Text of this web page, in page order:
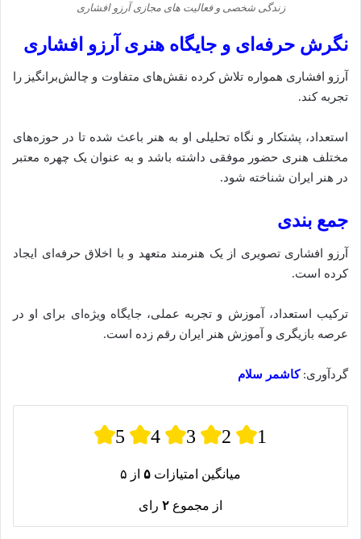
زندگی شخصی و فعالیت‌ های مجازی آرزو افشاری
نگرش حرفه‌ای و جایگاه هنری آرزو افشاری
آرزو افشاری همواره تلاش کرده نقش‌های متفاوت و چالش‌برانگیز را
تجربه کند.
استعداد، پشتکار و نگاه تحلیلی او به هنر باعث شده‌ تا در حوزه‌های
مختلف هنری حضور موفقی داشته باشد و به عنوان یک چهره معتبر
در هنر ایران شناخته شود.
جمع‌ بندی
آرزو افشاری تصویری از یک هنرمند متعهد و با اخلاق حرفه‌ای ایجاد
کرده‌ است.
ترکیب استعداد، آموزش و تجربه عملی، جایگاه ویژه‌ای برای او در
عرصه بازیگری و آموزش هنر ایران رقم زده است.
گردآوری:کاشمر سلام
5 4 3 2 1
میانگین امتیازات ۵ از ۵
از مجموع ۲ رای